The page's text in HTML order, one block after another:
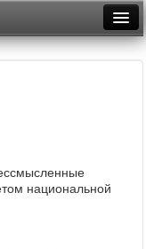
национальной